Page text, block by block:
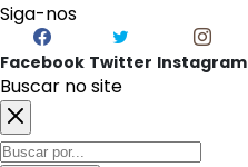
Siga-nos
Facebook Twitter Instagram
Buscar no site